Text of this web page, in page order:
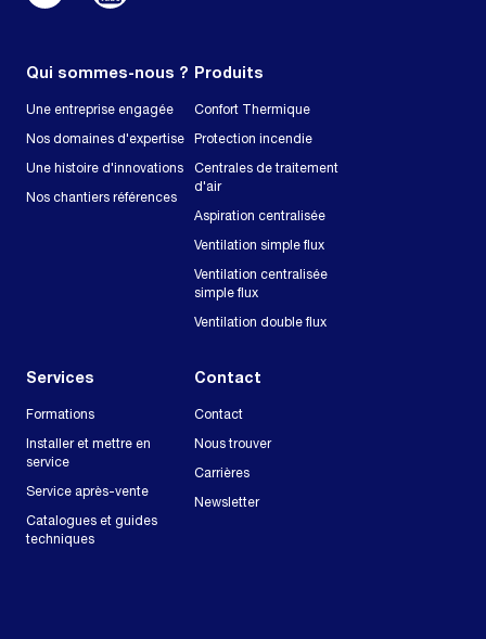
Qui sommes-nous ?
Une entreprise engagée
Nos domaines d'expertise
Une histoire d'innovations
Nos chantiers références
Produits
Confort Thermique
Protection incendie
Centrales de traitement
d'air
Aspiration centralisée
Ventilation simple flux
Ventilation centralisée
simple flux
Ventilation double flux
Services
Formations
Installer et mettre en
service
Service après-vente
Catalogues et guides
techniques
Contact
Contact
Nous trouver
Carrières
Newsletter